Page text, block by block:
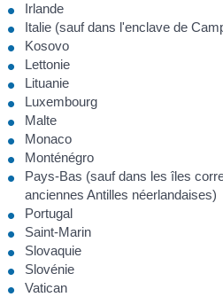
Irlande
Italie (sauf dans l'enclave de
Kosovo
Lettonie
Lituanie
Luxembourg
Malte
Monaco
Monténégro
Pays-Bas (sauf dans les îles
anciennes Antilles néerlandaises)
Portugal
Saint-Marin
Slovaquie
Slovénie
Vatican